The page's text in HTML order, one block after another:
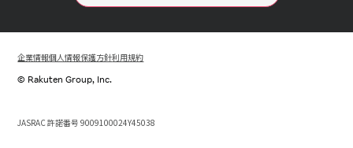
企業情報個人情報保護方針利用規約
© Rakuten Group, Inc.
JASRAC 許諾番号 9009100024Y45038